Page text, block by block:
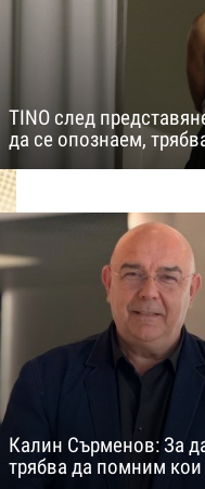
TINO след
да се опознаем,
Калин Сърменов: За
трябва да помним